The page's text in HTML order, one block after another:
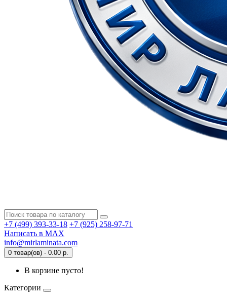
+7 (499) 393-33-18 +7 (925) 258-97-71
Написать в MAX
info@mirlaminata.com
0 товар(ов) - 0.00 р.
В корзине пусто!
Категории